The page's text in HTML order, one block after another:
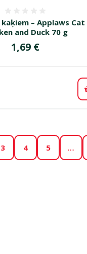
– Applaws Cat
and Duck 70 g
Cena
1,69 €
3 4 5 …